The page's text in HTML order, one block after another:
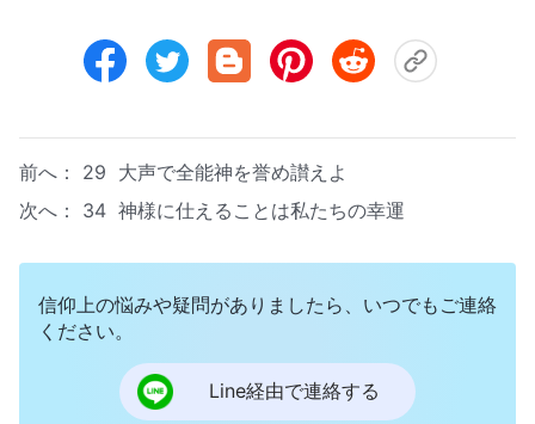
前へ： 29 大声で全能神を誉め讃えよ
次へ： 34 神様に仕えることは私たちの幸運
信仰上の悩みや疑問がありましたら、いつでもご連絡
ください。
Line経由で連絡する